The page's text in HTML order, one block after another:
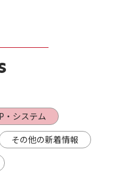
・システム
その他の新着情報